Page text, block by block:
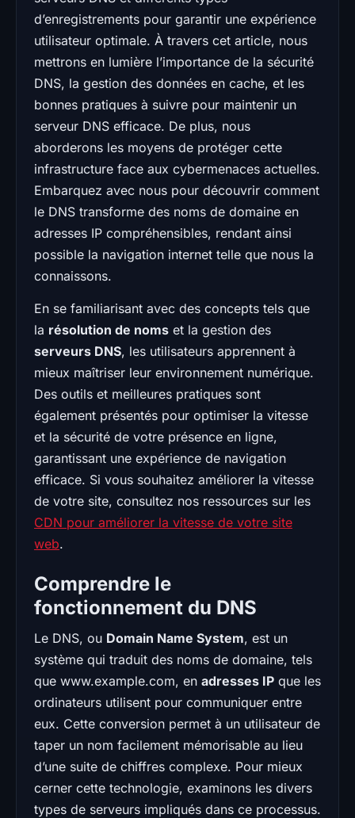
d’enregistrements pour garantir une expérience
utilisateur optimale. À travers cet article, nous
mettrons en lumière l’importance de la sécurité
DNS, la gestion des données en cache, et les
bonnes pratiques à suivre pour maintenir un
serveur DNS efficace. De plus, nous
aborderons les moyens de protéger cette
infrastructure face aux cybermenaces actuelles.
Embarquez avec nous pour découvrir comment
le DNS transforme des noms de domaine en
adresses IP compréhensibles, rendant ainsi
possible la navigation internet telle que nous la
connaissons.
En se familiarisant avec des concepts tels que
la résolution de noms et la gestion des
serveurs DNS, les utilisateurs apprennent à
mieux maîtriser leur environnement numérique.
Des outils et meilleures pratiques sont
également présentés pour optimiser la vitesse
et la sécurité de votre présence en ligne,
garantissant une expérience de navigation
efficace. Si vous souhaitez améliorer la vitesse
de votre site, consultez nos ressources sur les
CDN pour améliorer la vitesse de votre site
web.
Comprendre le
fonctionnement du DNS
Le DNS, ou Domain Name System, est un
système qui traduit des noms de domaine, tels
que www.example.com, en adresses IP que les
ordinateurs utilisent pour communiquer entre
eux. Cette conversion permet à un utilisateur de
taper un nom facilement mémorisable au lieu
d’une suite de chiffres complexe. Pour mieux
cerner cette technologie, examinons les divers
types de serveurs impliqués dans ce processus.